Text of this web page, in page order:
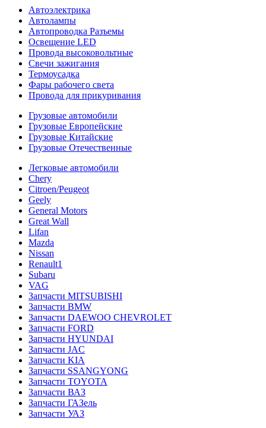
Автоэлектрика
Автолампы
Автопроводка Разъемы
Освещение LED
Провода высоковольтные
Свечи зажигания
Термоусадка
Фары рабочего света
Провода для прикуривания
Грузовые автомобили
Грузовые Европейские
Грузовые Китайские
Грузовые Отечественные
Легковые автомобили
Chery
Citroen/Peugeot
Geely
General Motors
Great Wall
Lifan
Mazda
Nissan
Renault1
Subaru
VAG
Запчасти MITSUBISHI
Запчасти BMW
Запчасти DAEWOO CHEVROLET
Запчасти FORD
Запчасти HYUNDAI
Запчасти JAC
Запчасти KIA
Запчасти SSANGYONG
Запчасти TOYOTA
Запчасти ВАЗ
Запчасти ГАЗель
Запчасти УАЗ